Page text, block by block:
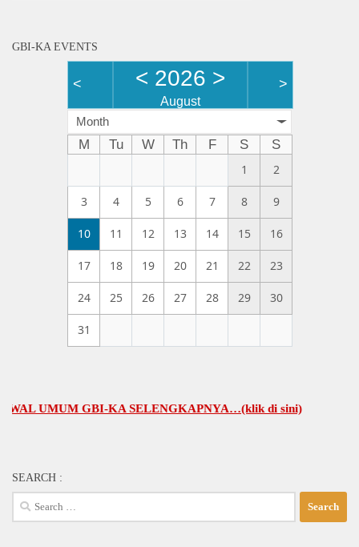
GBI-KA EVENTS
< < 2026 >
August
>
Month
M Tu W Th F S
S
1
2
3 4 5 6 7 8 9
10 11 12 13 14 15 16
17 18 19 20 21 22 23
24 25 26 27 28 29 30
31
UMUM GBI-KA SELENGKAPNYA…(klik di sini)
SEARCH :
Search
for: